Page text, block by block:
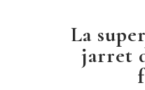
La
jarret